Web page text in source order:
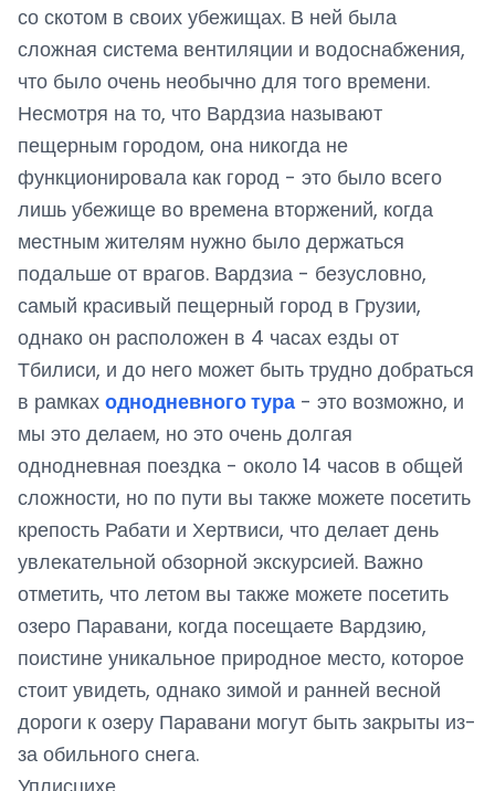
со скотом в своих убежищах. В ней была
сложная система вентиляции и водоснабжения,
что было очень необычно для того времени.
Несмотря на то, что Вардзиа называют
пещерным городом, она никогда не
функционировала как город - это было всего
лишь убежище во времена вторжений, когда
местным жителям нужно было держаться
подальше от врагов. Вардзиа - безусловно,
самый красивый пещерный город в Грузии,
однако он расположен в 4 часах езды от
Тбилиси, и до него может быть трудно добраться
в рамках однодневного тура - это возможно, и
мы это делаем, но это очень долгая
однодневная поездка - около 14 часов в общей
сложности, но по пути вы также можете посетить
крепость Рабати и Хертвиси, что делает день
увлекательной обзорной экскурсией. Важно
отметить, что летом вы также можете посетить
озеро Паравани, когда посещаете Вардзию,
поистине уникальное природное место, которое
стоит увидеть, однако зимой и ранней весной
дороги к озеру Паравани могут быть закрыты из-
за обильного снега.